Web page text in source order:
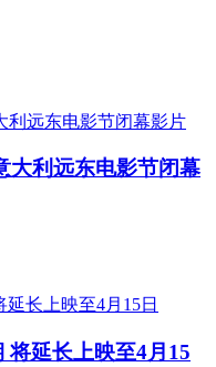
大利远东电影节闭幕
将延长上映至4月15